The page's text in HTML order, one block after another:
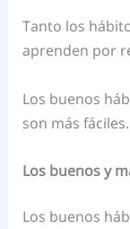
Tanto los
aprenden por
Los buenos
son más fáciles.
Los buenos y
Los buenos